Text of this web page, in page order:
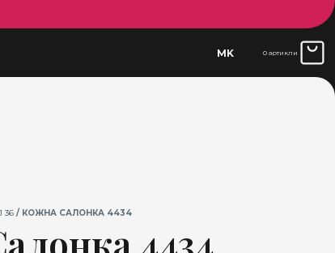
MK 0 артикли
36 / КОЖНА САЛОНКА 4434
4434